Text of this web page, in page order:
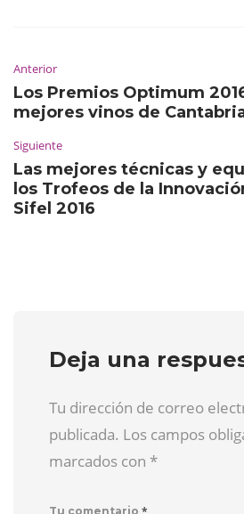
Anterior
Los Premios Optimum
mejores vinos de
Siguiente
Las mejores técnicas y
los Trofeos de la
Sifel 2016
Deja una
Tu dirección de correo
publicada. Los campos
marcados con *
Tu comentario *